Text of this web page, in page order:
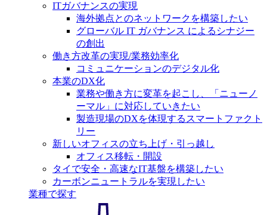
ITガバナンスの実現
海外拠点とのネットワークを構築したい
グローバル IT ガバナンス によるシナジー
の創出
働き方改革の実現/業務効率化
コミュニケーションのデジタル化
本業のDX化
業務や働き方に変革を起こし、「ニューノ
ーマル」に対応していきたい
製造現場のDXを体現するスマートファクト
リー
新しいオフィスの立ち上げ・引っ越し
オフィス移転・開設
タイで安全・高速なIT基盤を構築したい
カーボンニュートラルを実現したい
業種で探す